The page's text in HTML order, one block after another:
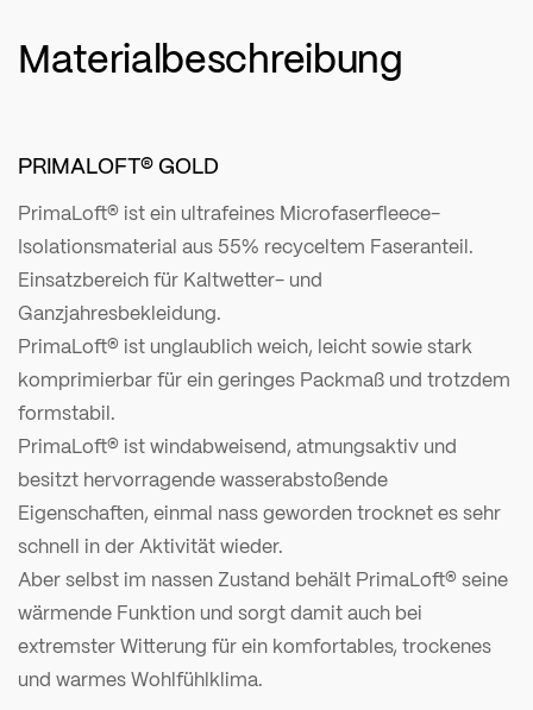
Materialbeschreibung
PRIMALOFT® GOLD
PrimaLoft® ist ein ultrafeines Microfaserfleece-
Isolationsmaterial aus 55% recyceltem Faseranteil.
Einsatzbereich für Kaltwetter- und
Ganzjahresbekleidung.
PrimaLoft® ist unglaublich weich, leicht sowie stark
komprimierbar für ein geringes Packmaß und trotzdem
formstabil.
PrimaLoft® ist windabweisend, atmungsaktiv und
besitzt hervorragende wasserabstoßende
Eigenschaften, einmal nass geworden trocknet es sehr
schnell in der Aktivität wieder.
Aber selbst im nassen Zustand behält PrimaLoft® seine
wärmende Funktion und sorgt damit auch bei
extremster Witterung für ein komfortables, trockenes
und warmes Wohlfühlklima.